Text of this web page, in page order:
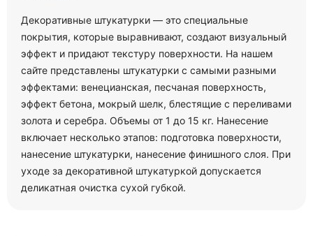
Декоративные штукатурки — это специальные
покрытия, которые выравнивают, создают визуальный
эффект и придают текстуру поверхности. На нашем
сайте представлены штукатурки с самыми разными
эффектами: венецианская, песчаная поверхность,
эффект бетона, мокрый шелк, блестящие с переливами
золота и серебра. Объемы от 1 до 15 кг. Нанесение
включает несколько этапов: подготовка поверхности,
нанесение штукатурки, нанесение финишного слоя. При
уходе за декоративной штукатуркой допускается
деликатная очистка сухой губкой.